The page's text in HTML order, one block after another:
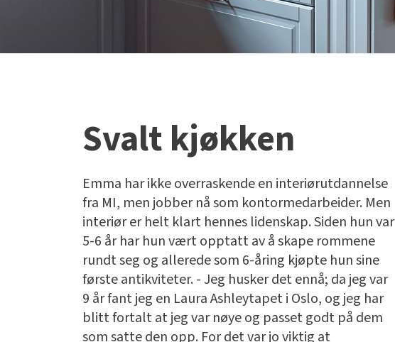
Svalt kjøkken
Emma har ikke overraskende en interiørutdannelse
fra MI, men jobber nå som kontormedarbeider. Men
interiør er helt klart hennes lidenskap. Siden hun var
5-6 år har hun vært opptatt av å skape rommene
rundt seg og allerede som 6-åring kjøpte hun sine
første antikviteter. - Jeg husker det ennå; da jeg var
9 år fant jeg en Laura Ashleytapet i Oslo, og jeg har
blitt fortalt at jeg var nøye og passet godt på dem
som satte den opp. For det var jo viktig at